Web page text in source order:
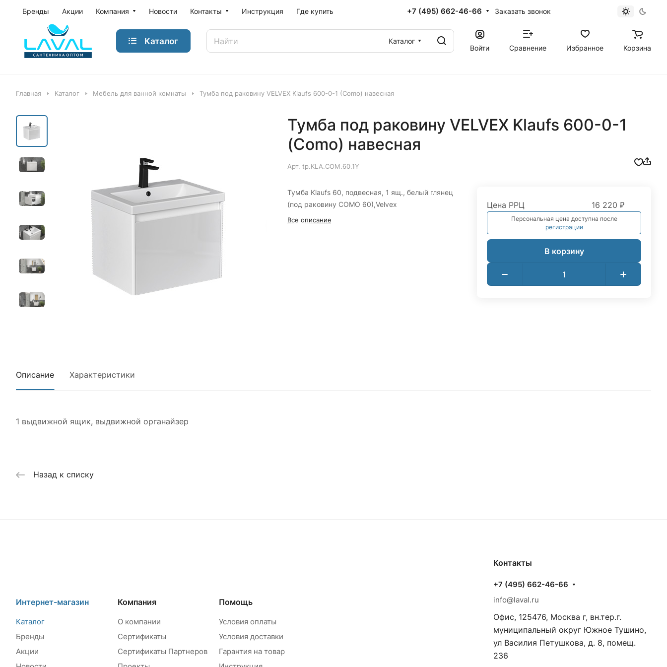
Бренды Акции Компания Новости Контакты Инструкция Где купить +7 (495) 662-46-66 Заказать звонок
Каталог
Каталог
Войти
Сравнение Избранное Корзина
Главная Каталог Мебель для ванной комнаты Тумба под раковину VELVEX Klaufs 600-0-1 (Como) навесная
Тумба под раковину VELVEX Klaufs 600-0-1
(Como) навесная
Арт. tp.KLA.COM.60.1Y
Тумба Klaufs 60, подвесная, 1 ящ., белый глянец
(под раковину COMO 60),Velvex
Все описание
Цена РРЦ 16 220 ₽
Персональная цена доступна после
регистрации
В корзину
Описание Характеристики
1 выдвижной ящик, выдвижной органайзер
Назад к списку
Интернет-магазин
Каталог
Бренды
Акции
Компания
О компании
Сертификаты
Сертификаты Партнеров
Помощь
Условия оплаты
Условия доставки
Гарантия на товар
Контакты
+7 (495) 662-46-66
info@laval.ru
Офис, 125476, Москва г, вн.тер.г.
муниципальный округ Южное Тушино,
ул Василия Петушкова, д. 8, помещ.
236